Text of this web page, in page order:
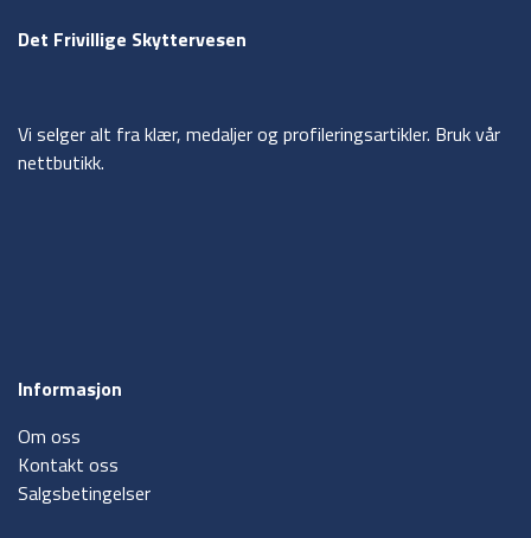
Det Frivillige Skyttervesen
Vi selger alt fra klær, medaljer og profileringsartikler. Bruk vår
nettbutikk.
Informasjon
Om oss
Kontakt oss
Salgsbetingelser